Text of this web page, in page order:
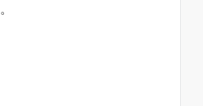
。